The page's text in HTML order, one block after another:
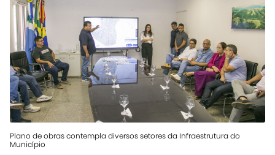
Plano de obras contempla diversos setores da Infraestrutura do
Município